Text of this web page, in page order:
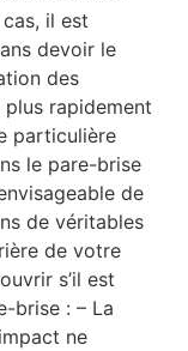
il est
devoir le
des
rapidement
particulière
le pare-brise
de
de véritables
de votre
s’il est
brise : – La
ne